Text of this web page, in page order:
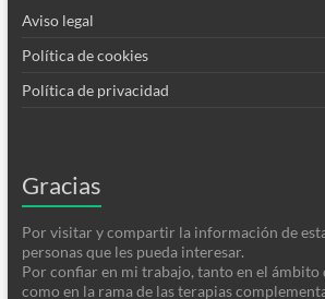
Aviso legal
Política de cookies
Política de privacidad
Gracias
Por visitar y compartir la información de
personas que les pueda interesar.
Por confiar en mi trabajo, tanto en el ámbito
como en la rama de las terapias